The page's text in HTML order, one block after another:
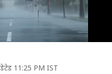
11:25 PM IST